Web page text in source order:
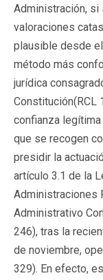
Administración, si
valoraciones
plausible desde
método más
jurídica
Constitución(RCL
confianza
que se recogen
presidir la
artículo 3.1 de la
Administraciones
Administrativo
246), tras la
de noviembre,
329). En efecto,